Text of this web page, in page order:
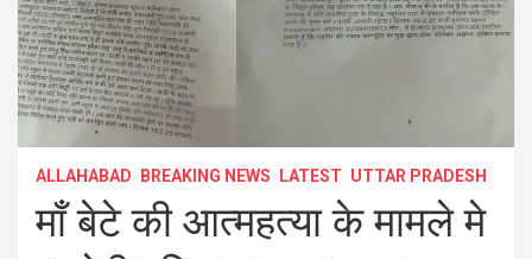
ALLAHABAD BREAKING NEWS LATEST UTTAR PRADESH
माँ बेटे की आत्महत्या के मामले मे